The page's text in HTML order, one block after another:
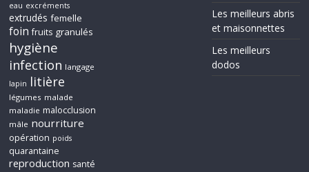
eau excréments
extrudés femelle
foin fruits granulés
hygiène
infection langage
lapin litière
légumes malade
maladie malocclusion
mâle nourriture
opération poids
quarantaine
reproduction santé
Les meilleurs abris
et maisonnettes
Les meilleurs
dodos